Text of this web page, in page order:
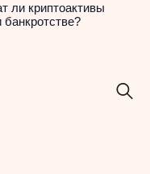
криптоактивы